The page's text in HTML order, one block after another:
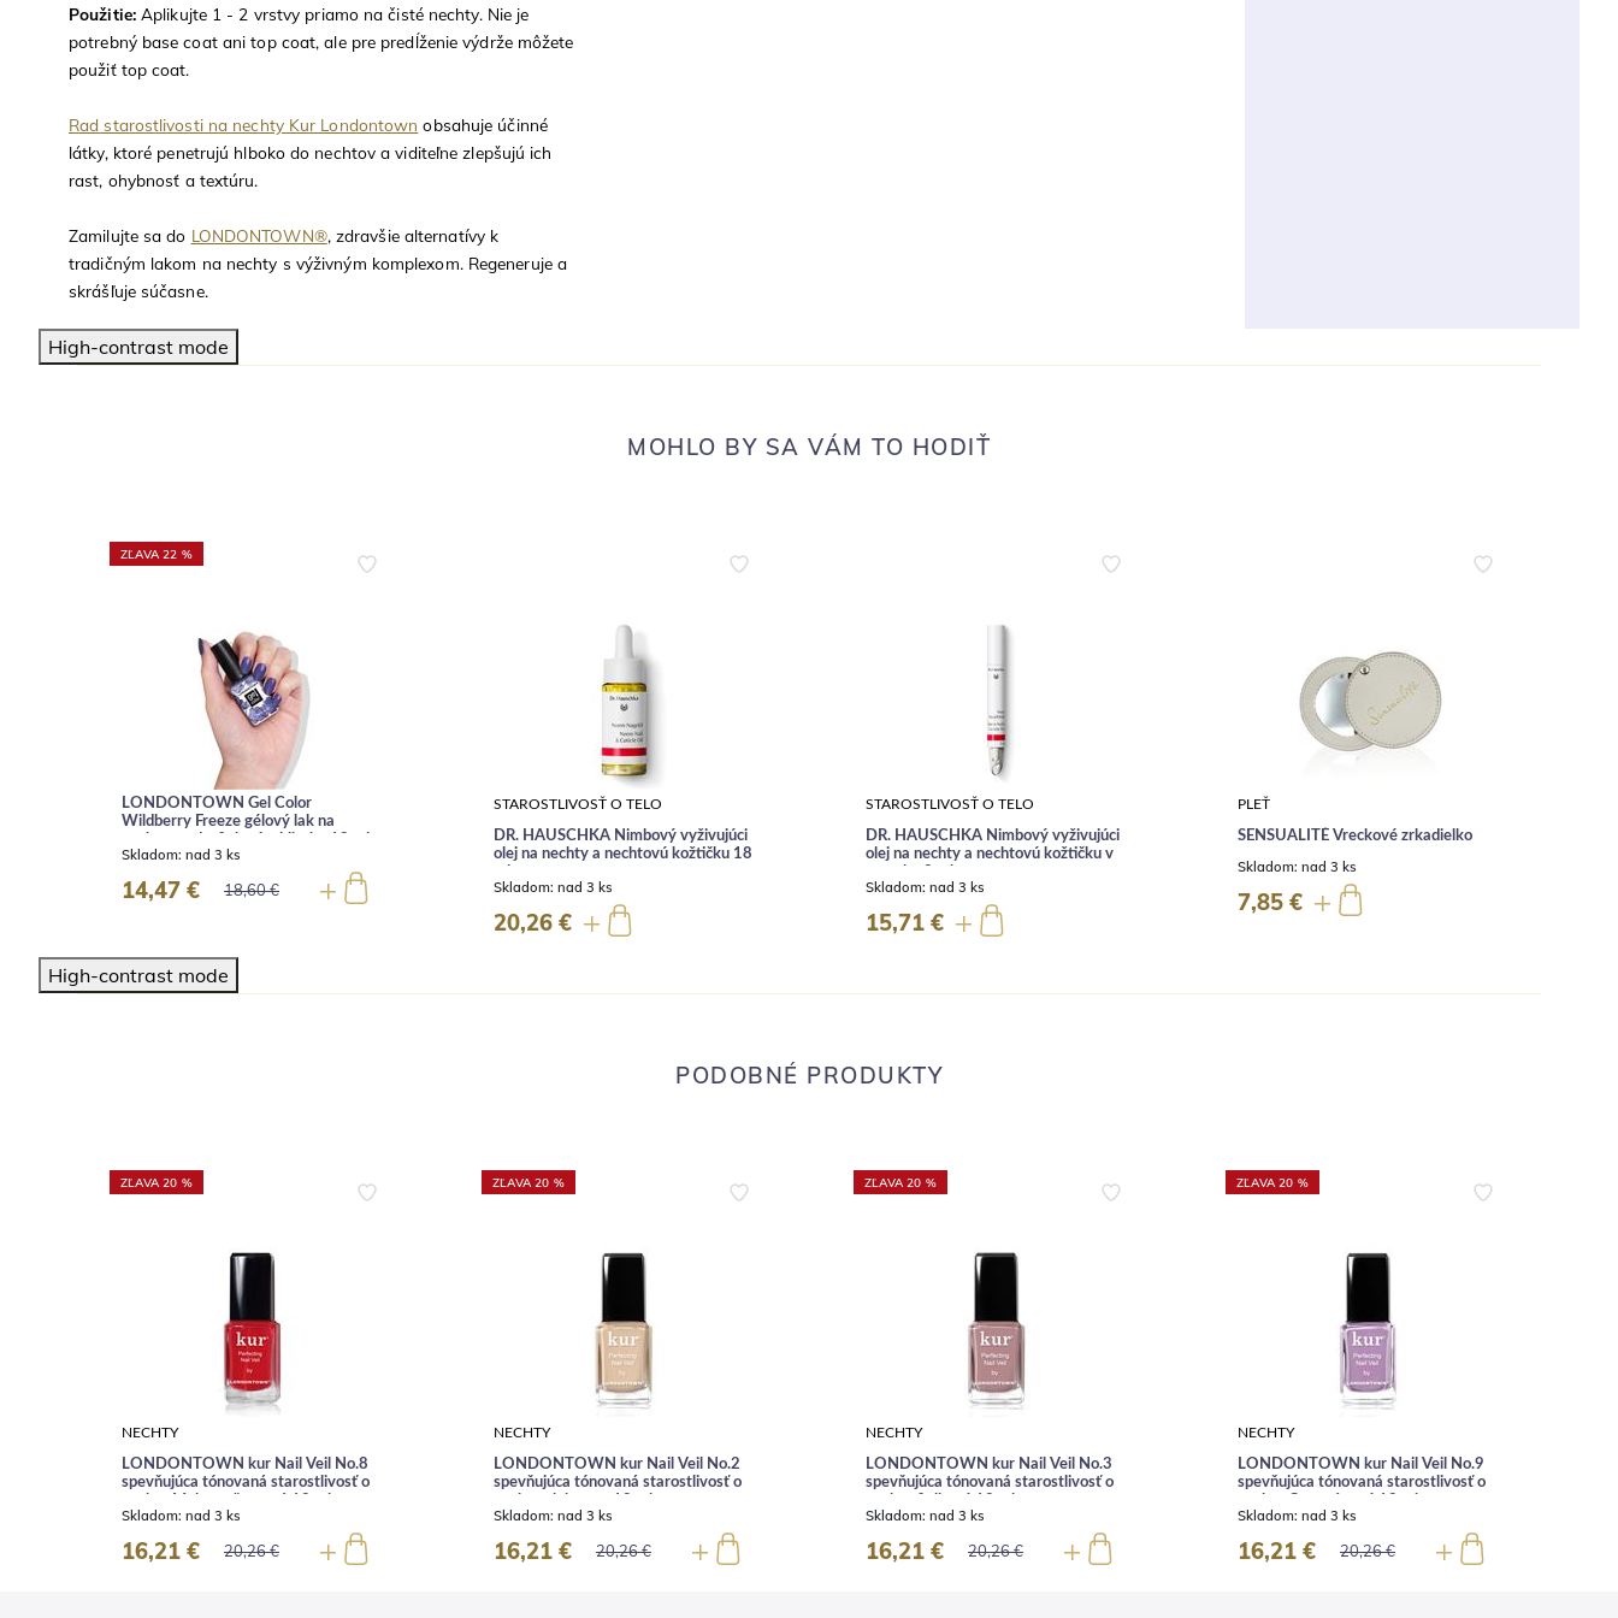
Použitie:Aplikujte 1 - 2 vrstvy priamo na čisté nechty. Nie je
potrebný base coat ani top coat, ale pre predĺženie výdrže môžete
použiť top coat.
Rad starostlivosti na nechty Kur Londontown obsahuje účinné
látky, ktoré penetrujú hlboko do nechtov a viditeľne zlepšujú ich
rast, ohybnosť a textúru.
Zamilujte sa do LONDONTOWN®, zdravšie alternatívy k
tradičným lakom na nechty s výživným komplexom. Regeneruje a
skrášľuje súčasne.
High-contrast mode
MOHLO BY SA VÁM TO HODIŤ
ZĽAVA 22 %
LONDONTOWN Gel Color
Wildberry Freeze gélový lak na
Skladom: nad 3 ks
18,60 €
14,47 €
STAROSTLIVOSŤ O TELO
DR. HAUSCHKA Nimbový vyživujúci
olej na nechty a nechtovú kožtičku 18
Skladom: nad 3 ks
20,26 €
STAROSTLIVOSŤ O TELO
DR. HAUSCHKA Nimbový vyživujúci
olej na nechty a nechtovú kožtičku v
Skladom: nad 3 ks
15,71 €
PLEŤ
SENSUALITÉ Vreckové zrkadielko
Skladom: nad 3 ks
7,85 €
High-contrast mode
PODOBNÉ PRODUKTY
ZĽAVA 20 %
NECHTY
LONDONTOWN kur Nail Veil No.8
spevňujúca tónovaná starostlivosť o
Skladom: nad 3 ks
20,26 €
16,21 €
ZĽAVA 20 %
NECHTY
LONDONTOWN kur Nail Veil No.2
spevňujúca tónovaná starostlivosť o
Skladom: nad 3 ks
20,26 €
16,21 €
ZĽAVA 20 %
NECHTY
LONDONTOWN kur Nail Veil No.3
spevňujúca tónovaná starostlivosť o
Skladom: nad 3 ks
20,26 €
16,21 €
ZĽAVA 20 %
NECHTY
LONDONTOWN kur Nail Veil No.9
spevňujúca tónovaná starostlivosť o
Skladom: nad 3 ks
20,26 €
16,21 €